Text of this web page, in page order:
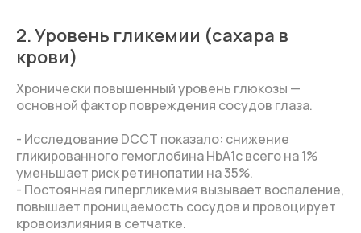
2. Уровень гликемии (сахара в
крови)
Хронически повышенный уровень глюкозы —
основной фактор повреждения сосудов глаза.
- Исследование DCCT показало: снижение
гликированного гемоглобина HbA1c всего на 1%
уменьшает риск ретинопатии на 35%.
- Постоянная гипергликемия вызывает воспаление,
повышает проницаемость сосудов и провоцирует
кровоизлияния в сетчатке.